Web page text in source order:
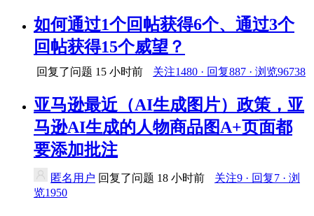
​如何通过1个回帖获得6个、通过3个
回帖获得15个威望？
回复了问题 15 小时前 关注1480 · 回复887 · 浏览96738
亚马逊最近（AI生成图片）政策，亚
马逊AI生成的人物商品图A+页面都
要添加批注
匿名用户 回复了问题 18 小时前
关注9 · 回复7 · 浏
览1950